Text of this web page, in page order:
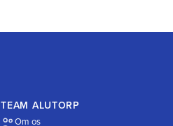
TEAM ALUTORP
Om os